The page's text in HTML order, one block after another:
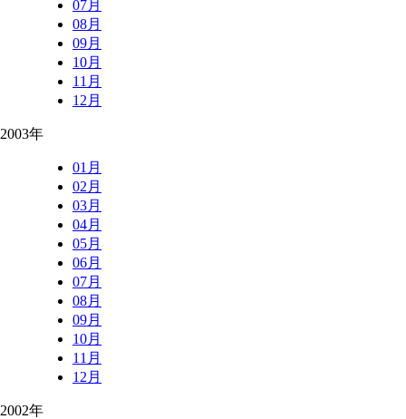
07月
08月
09月
10月
11月
12月
2003年
01月
02月
03月
04月
05月
06月
07月
08月
09月
10月
11月
12月
2002年